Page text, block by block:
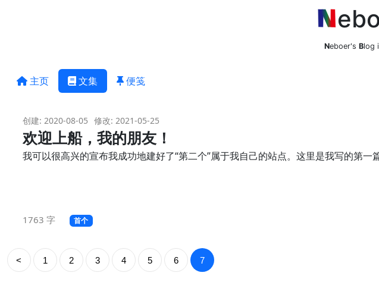
Neboer's Blog
主页 文集 便笺
创建: 2020-08-05 修改: 2021-05-25
欢迎上船，我的朋友！
我可以很高兴的宣布我成功地建好了“第二个”属于我自己的站点。这里是我写的第一篇
1763 字 首个
< 1 2 3 4 5 6 7